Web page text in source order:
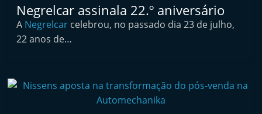
o
A
r
m
Negrelcar assinala 22.º aniversário
A Negrelcar celebrou, no passado dia 23 de julho,
22 anos de…